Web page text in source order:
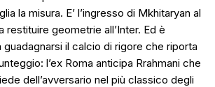
la misura. E’ l’ingresso di Mkhitaryan al
restituire geometrie all’Inter. Ed è
guadagnarsi il calcio di rigore che riporta
l’ex Roma anticipa Rrahmani che
dell’avversario nel più classico degli